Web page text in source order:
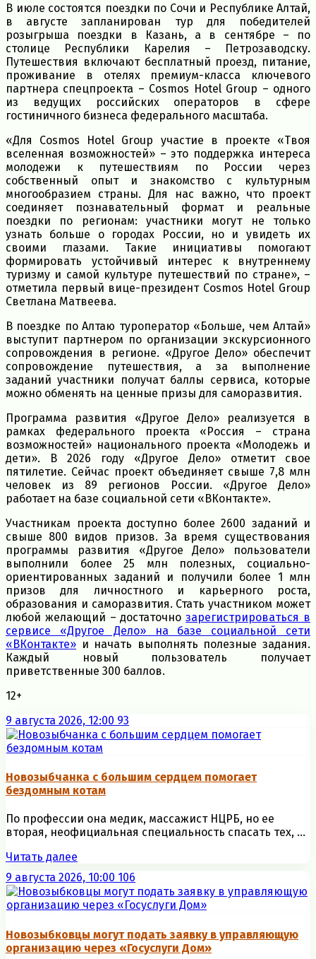
В июле состоятся поездки по Сочи и Республике Алтай,
в августе запланирован тур для победителей
розыгрыша поездки в Казань, а в сентябре – по
столице Республики Карелия – Петрозаводску.
Путешествия включают бесплатный проезд, питание,
проживание в отелях премиум-класса ключевого
партнера спецпроекта – Cosmos Hotel Group – одного
из ведущих российских операторов в сфере
гостиничного бизнеса федерального масштаба.
«Для Cosmos Hotel Group участие в проекте «Твоя
вселенная возможностей» – это поддержка интереса
молодежи к путешествиям по России через
собственный опыт и знакомство с культурным
многообразием страны. Для нас важно, что проект
соединяет познавательный формат и реальные
поездки по регионам: участники могут не только
узнать больше о городах России, но и увидеть их
своими глазами. Такие инициативы помогают
формировать устойчивый интерес к внутреннему
туризму и самой культуре путешествий по стране», –
отметила первый вице-президент Cosmos Hotel Group
Светлана Матвеева.
В поездке по Алтаю туроператор «Больше, чем Алтай»
выступит партнером по организации экскурсионного
сопровождения в регионе. «Другое Дело» обеспечит
сопровождение путешествия, а за выполнение
заданий участники получат баллы сервиса, которые
можно обменять на ценные призы для саморазвития.
Программа развития «Другое Дело» реализуется в
рамках федерального проекта «Россия – страна
возможностей» национального проекта «Молодежь и
дети». В 2026 году «Другое Дело» отметит свое
пятилетие. Сейчас проект объединяет свыше 7,8 млн
человек из 89 регионов России. «Другое Дело»
работает на базе социальной сети «ВКонтакте».
Участникам проекта доступно более 2600 заданий и
свыше 800 видов призов. За время существования
программы развития «Другое Дело» пользователи
выполнили более 25 млн полезных, социально-
ориентированных заданий и получили более 1 млн
призов для личностного и карьерного роста,
образования и саморазвития. Стать участником может
любой желающий – достаточнозарегистрироваться в
сервисе «Другое Дело» на базе социальной сети
«ВКонтакте» и начать выполнять полезные задания.
Каждый новый пользователь получает
приветственные 300 баллов.
12+
9 августа 2026, 12:00 93
Новозыбчанка с большим сердцем помогает
бездомным котам
По профессии она медик, массажист НЦРБ, но ее
вторая, неофициальная специальность спасать тех, ...
Читать далее
9 августа 2026, 10:00 106
Новозыбковцы могут подать заявку в управляющую
организацию через «Госуслуги Дом»